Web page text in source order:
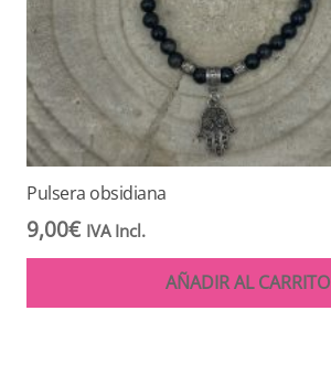
Pulsera obsidiana
9,00€ IVA Incl.
AÑADIR AL CARRITO